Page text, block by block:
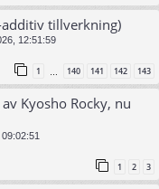
tillverkning)
12:51:59
1 … 140 141 142 143
Kyosho Rocky, nu
1 2 3